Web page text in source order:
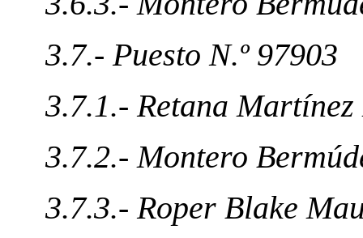
3.7.- Puesto N.º 97903
3.7.1.- Retana
3.7.2.- Montero
3.7.3.- Roper Blake